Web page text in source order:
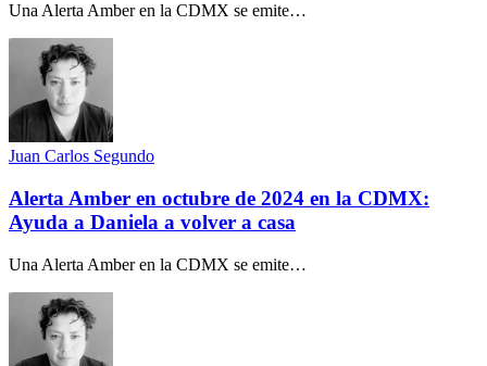
Una Alerta Amber en la CDMX se emite…
Juan Carlos Segundo
Alerta Amber en octubre de 2024 en la CDMX:
Ayuda a Daniela a volver a casa
Una Alerta Amber en la CDMX se emite…